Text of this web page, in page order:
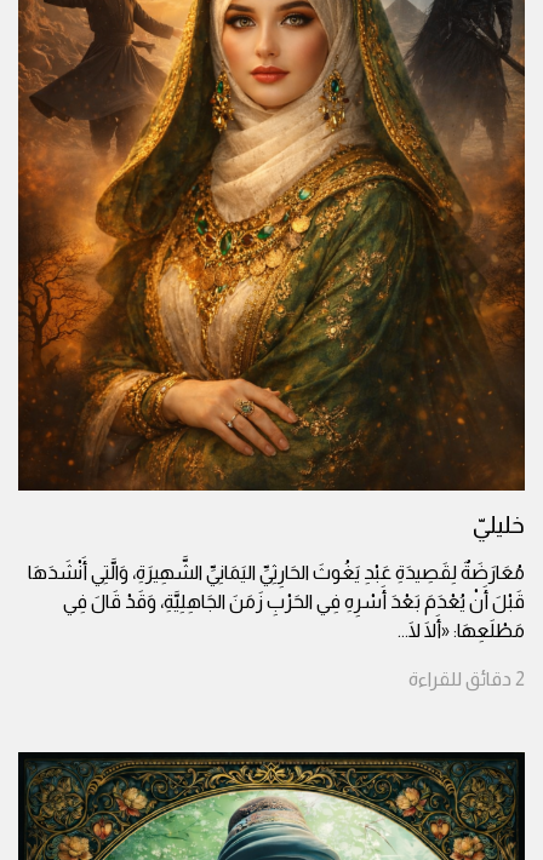
خليليّ
مُعَارَضَةٌ لِقَصِيدَةِ عَبْدِ يَغُوثَ الحَارِثِيِّ اليَمَانِيِّ الشَّهِيرَةِ، وَالَّتِي أَنْشَدَهَا
قَبْلَ أَنْ يُعْدَمَ بَعْدَ أَسْرِهِ فِي الحَرْبِ زَمَنَ الجَاهِلِيَّةِ، وَقَدْ قَالَ فِي
مَطْلَعِهَا: «أَلَا لَا...
2 دقائق للقراءة